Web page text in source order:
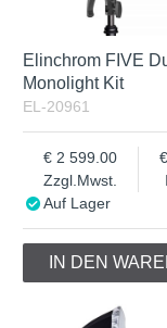
Elinchrom FIVE
Monolight Kit
EL-20961
Zzgl.Mwst.
2 599.00
Auf Lager
IN DEN